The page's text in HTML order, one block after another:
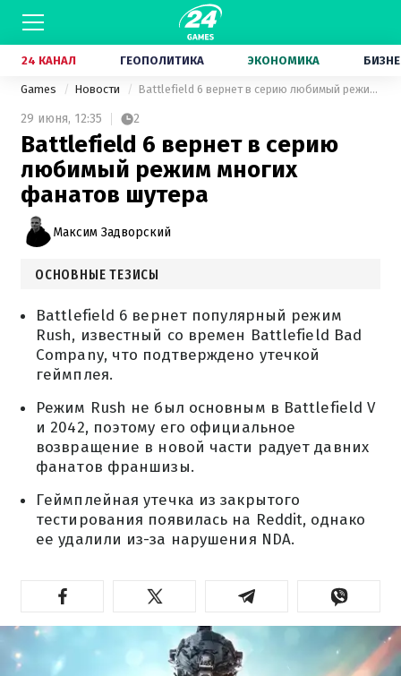
24 КАНАЛ ГЕОПОЛИТИКА ЭКОНОМИКА
Games Новости Battlefield 6 вернет в серию любимый режим многих фанатов шутера
29 июня, 12:35 2
Battlefield 6 вернет в серию
любимый режим многих
фанатов шутера
Максим Задворский
ОСНОВНЫЕ ТЕЗИСЫ
Battlefield 6 вернет популярный режим
Rush, известный со времен Battlefield Bad
Company, что подтверждено утечкой
геймплея.
Режим Rush не был основным в Battlefield V
и 2042, поэтому его официальное
возвращение в новой части радует давних
фанатов франшизы.
Геймплейная утечка из закрытого
тестирования появилась на Reddit, однако
ее удалили из-за нарушения NDA.